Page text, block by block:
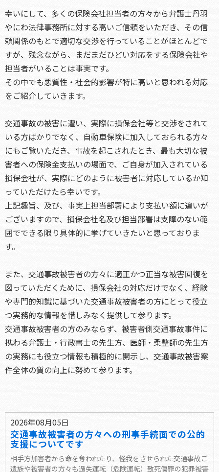
幸いにして、多くの保険会社担当者の方々から弁護士丹羽
やにわ法律事務所に対する高いご信頼をいただき、その信
頼関係のもとで適切な交渉を行っていることがほとんどで
すが、残念ながら、まだまだひどい対応をする保険会社や
担当者がいることは事実です。
その中でも悪質性・社会的影響が特に高いと思われる対応
をご紹介していきます。
交通事故の被害に遭い、実際に損保会社等と交渉をされて
いる方ばかりでなく、自動車保険に加入しておられる方々
にもご覧いただき、事故を起こされたとき、最も大切な被
害者への保険金支払いの場面で、ご自身が加入されている
損保会社が、実際にどのように被害者に対応しているか知
っていただけたら幸いです。
上記趣旨、及び、事実上担当部署により支払い額に違いが
ございますので、損保会社名及び担当部署は支障のない範
囲でできる限り具体的に挙げていきたいと思っておりま
す。
また、交通事故被害者の方々に適正かつ正当な被害回復を
図っていただくために、損保会社の対応だけでなく、経験
や専門的知識に基づいた交通事故被害者の方にとって役立
つ実務的な情報を惜しみなく提供して参ります。
交通事故被害者の方のみならず、被害者側交通事故事件に
携わる弁護士・行政書士の先生方、医師・柔整師の先生方
の実務にも役立つ情報も積極的に開示し、交通事故被害案
件全体の質の向上に努めて参ります。
2026年08月05日
交通事故被害者の方々への刑事手続面での公的
支援についてです
相手方加害者から命を奪われたり、怪我をさせられた交通事故ご
遺族や被害者の方々も過失運転（危険運転）致死傷罪の犯罪被害